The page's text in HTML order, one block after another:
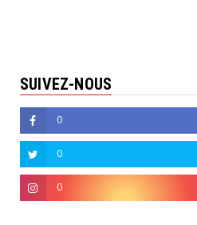
SUIVEZ-NOUS
0
0
0